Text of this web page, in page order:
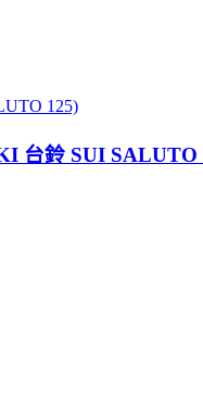
125)
台鈴 SUI SALUTO